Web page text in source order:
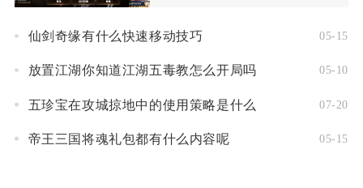
仙剑奇缘有什么快速移动技巧 05-15
放置江湖你知道江湖五毒教怎么开局吗 05-10
五珍宝在攻城掠地中的使用策略是什么 07-20
帝王三国将魂礼包都有什么内容呢 05-15